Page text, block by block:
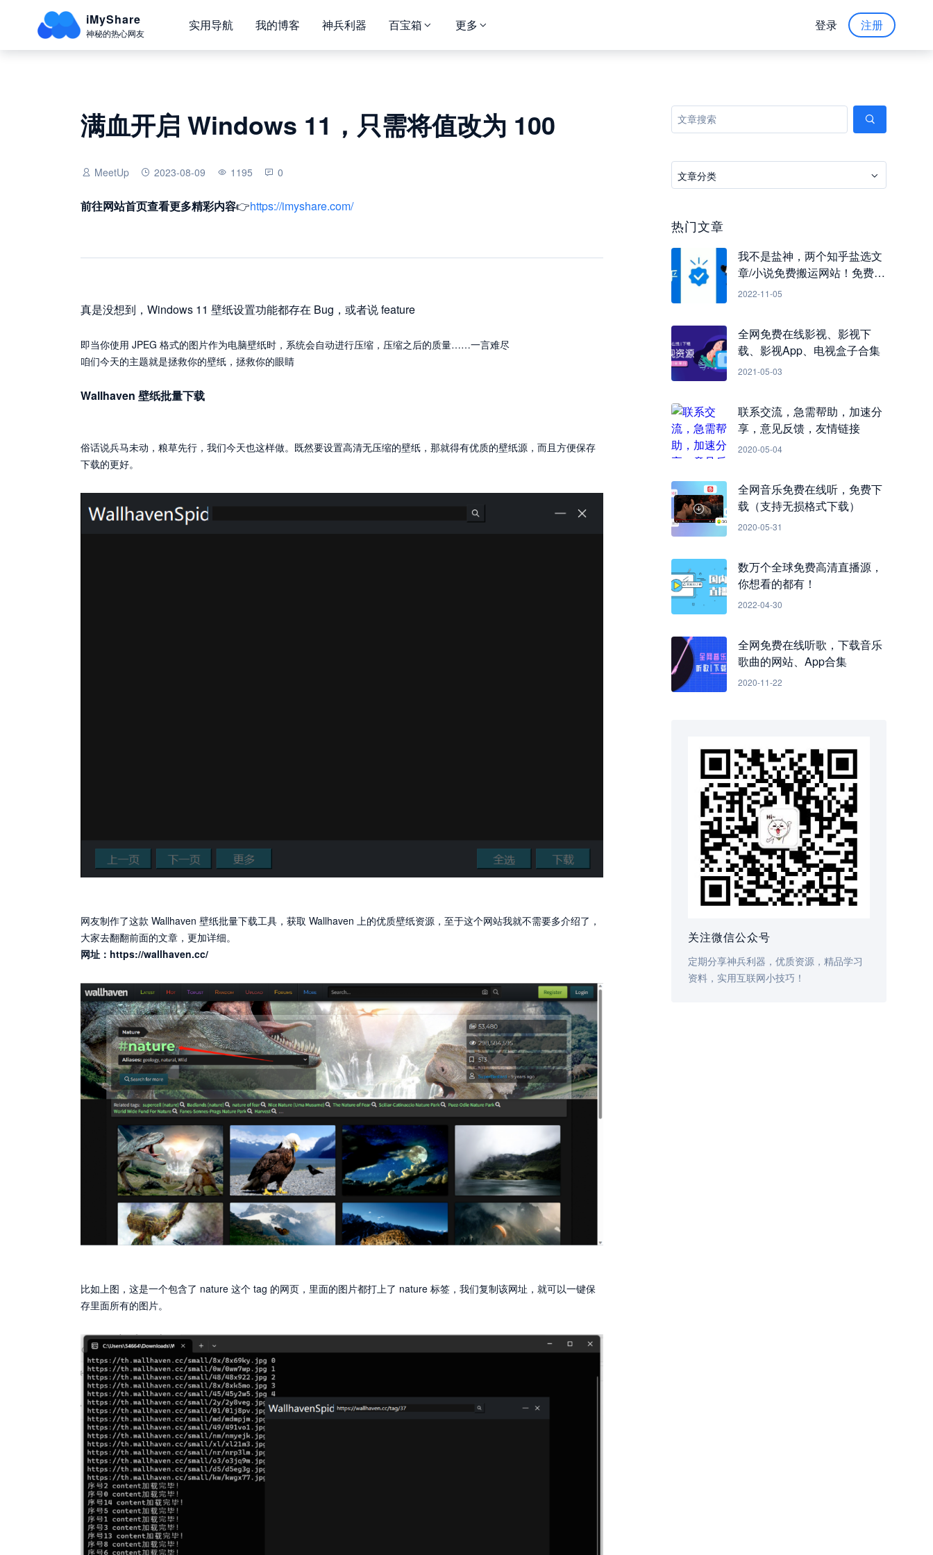
iMyShare
神秘的热心网友
实用导航 我的博客 神兵利器 百宝箱 更多 注册
登录
文章分类
热门文章
我不是盐神，两个知乎盐选文
章/小说免费搬运网站！免费看
知乎小说
2022-11-05
全网免费在线影视、影视下
载、影视App、电视盒子合集
2021-05-03
联系交流，急需帮助，加速分
享，意见反馈，友情链接
2020-05-04
全网音乐免费在线听，免费下
载（支持无损格式下载）
2020-05-31
数万个全球免费高清直播源，
你想看的都有！
2022-04-30
全网免费在线听歌，下载音乐
歌曲的网站、App合集
2020-11-22
关注微信公众号
定期分享神兵利器，优质资源，精品学习
资料，实用互联网小技巧！
满血开启 Windows 11，只需将值改为 100
MeetUp 2023-08-09 1195 0
前往网站首页查看更多精彩内容👉https://imyshare.com/
真是没想到，Windows 11 壁纸设置功能都存在 Bug，或者说 feature
即当你使用 JPEG 格式的图片作为电脑壁纸时，系统会自动进行压缩，压缩之后的质量……一言难尽
咱们今天的主题就是拯救你的壁纸，拯救你的眼睛
Wallhaven 壁纸批量下载
俗话说兵马未动，粮草先行，我们今天也这样做。既然要设置高清无压缩的壁纸，那就得有优质的壁纸源，而且方便保存
下载的更好。
网友制作了这款 Wallhaven 壁纸批量下载工具，获取 Wallhaven 上的优质壁纸资源，至于这个网站我就不需要多介绍了，
大家去翻翻前面的文章，更加详细。
网址： https://wallhaven.cc/
比如上图，这是一个包含了 nature 这个 tag 的网页，里面的图片都打上了 nature 标签，我们复制该网址，就可以一键保
存里面所有的图片。